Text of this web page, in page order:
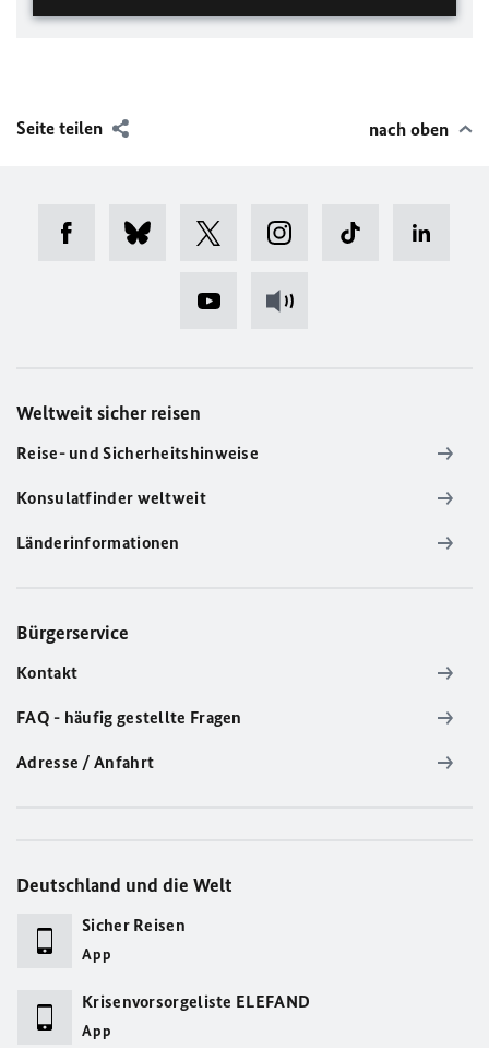
Seite teilen nach oben
Weltweit sicher reisen
Reise- und Sicherheitshinweise
Konsulatfinder weltweit
Länderinformationen
Bürgerservice
Kontakt
FAQ - häufig gestellte Fragen
Adresse / Anfahrt
Deutschland und die Welt
Sicher Reisen
App
Krisenvorsorgeliste ELEFAND
App